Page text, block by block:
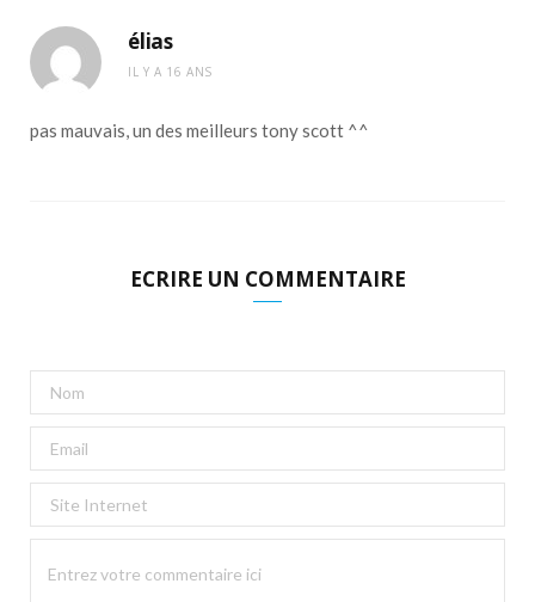
élias
IL Y A 16 ANS
pas mauvais, un des meilleurs tony scott ^^
ECRIRE UN COMMENTAIRE